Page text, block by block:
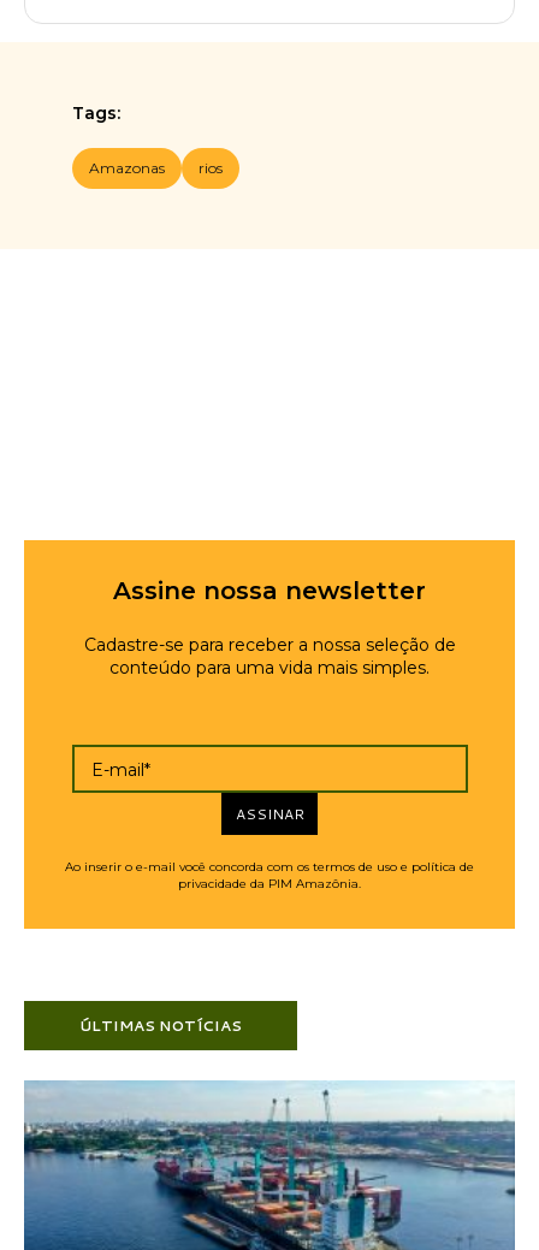
Tags:
Amazonas rios
Assine nossa newsletter
Cadastre-se para receber a nossa seleção de
conteúdo para uma vida mais simples.
E-mail*
ASSINAR
Ao inserir o e-mail você concorda com os termos de uso e política de
privacidade da PIM Amazônia.
ÚLTIMAS NOTÍCIAS